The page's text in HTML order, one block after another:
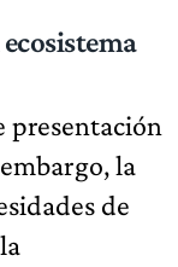
presentación
la
de